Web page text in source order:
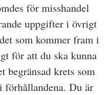
för misshandel
uppgifter i övrigt
som kommer fram i
för att du ska kunna
begränsad krets som
förhållandena. Du är